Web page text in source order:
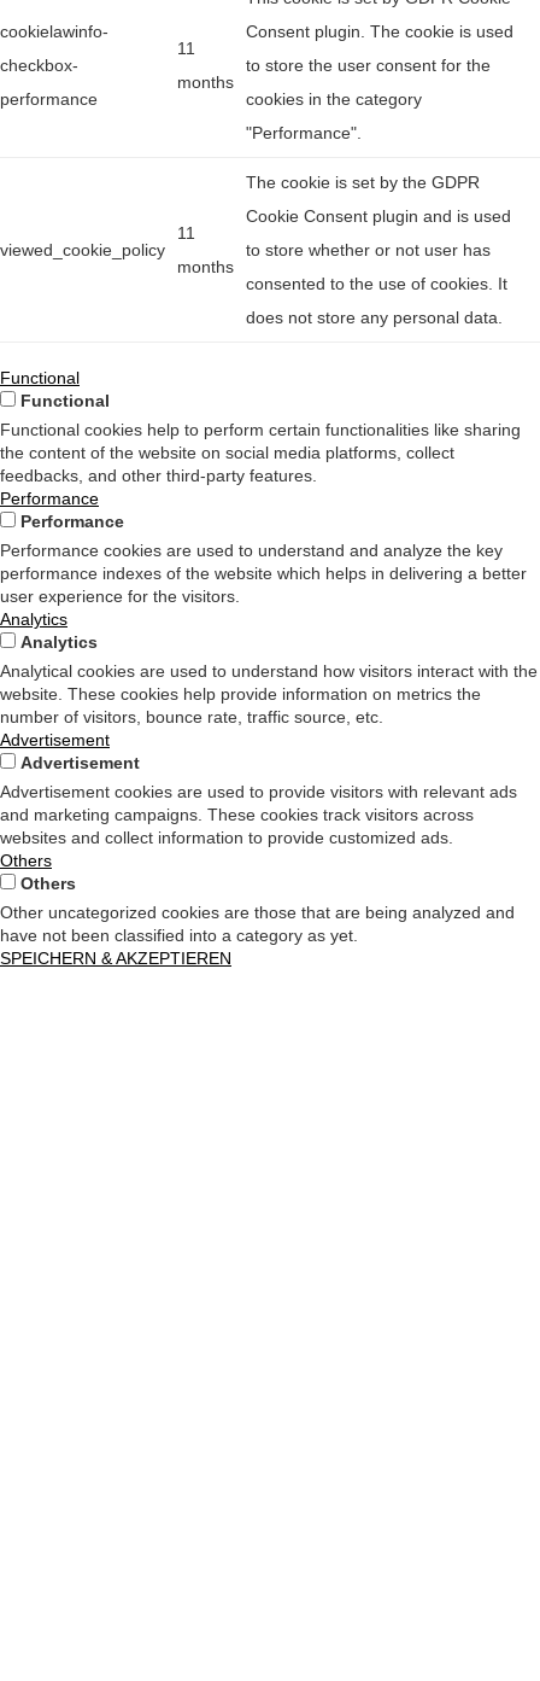
cookielawinfo-
checkbox-
performance
11
months
Consent plugin. The cookie is used
to store the user consent for the
cookies in the category
"Performance".
viewed_cookie_policy
11
months
The cookie is set by the GDPR
Cookie Consent plugin and is used
to store whether or not user has
consented to the use of cookies. It
does not store any personal data.
Functional
Functional
Functional cookies help to perform certain functionalities like sharing
the content of the website on social media platforms, collect
feedbacks, and other third-party features.
Performance
Performance
Performance cookies are used to understand and analyze the key
performance indexes of the website which helps in delivering a better
user experience for the visitors.
Analytics
Analytics
Analytical cookies are used to understand how visitors interact with the
website. These cookies help provide information on metrics the
number of visitors, bounce rate, traffic source, etc.
Advertisement
Advertisement
Advertisement cookies are used to provide visitors with relevant ads
and marketing campaigns. These cookies track visitors across
websites and collect information to provide customized ads.
Others
Others
Other uncategorized cookies are those that are being analyzed and
have not been classified into a category as yet.
SPEICHERN & AKZEPTIEREN